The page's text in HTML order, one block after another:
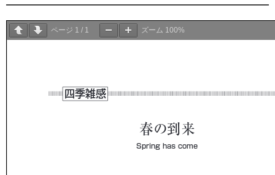
ページ 1 / 1 ズーム 100%